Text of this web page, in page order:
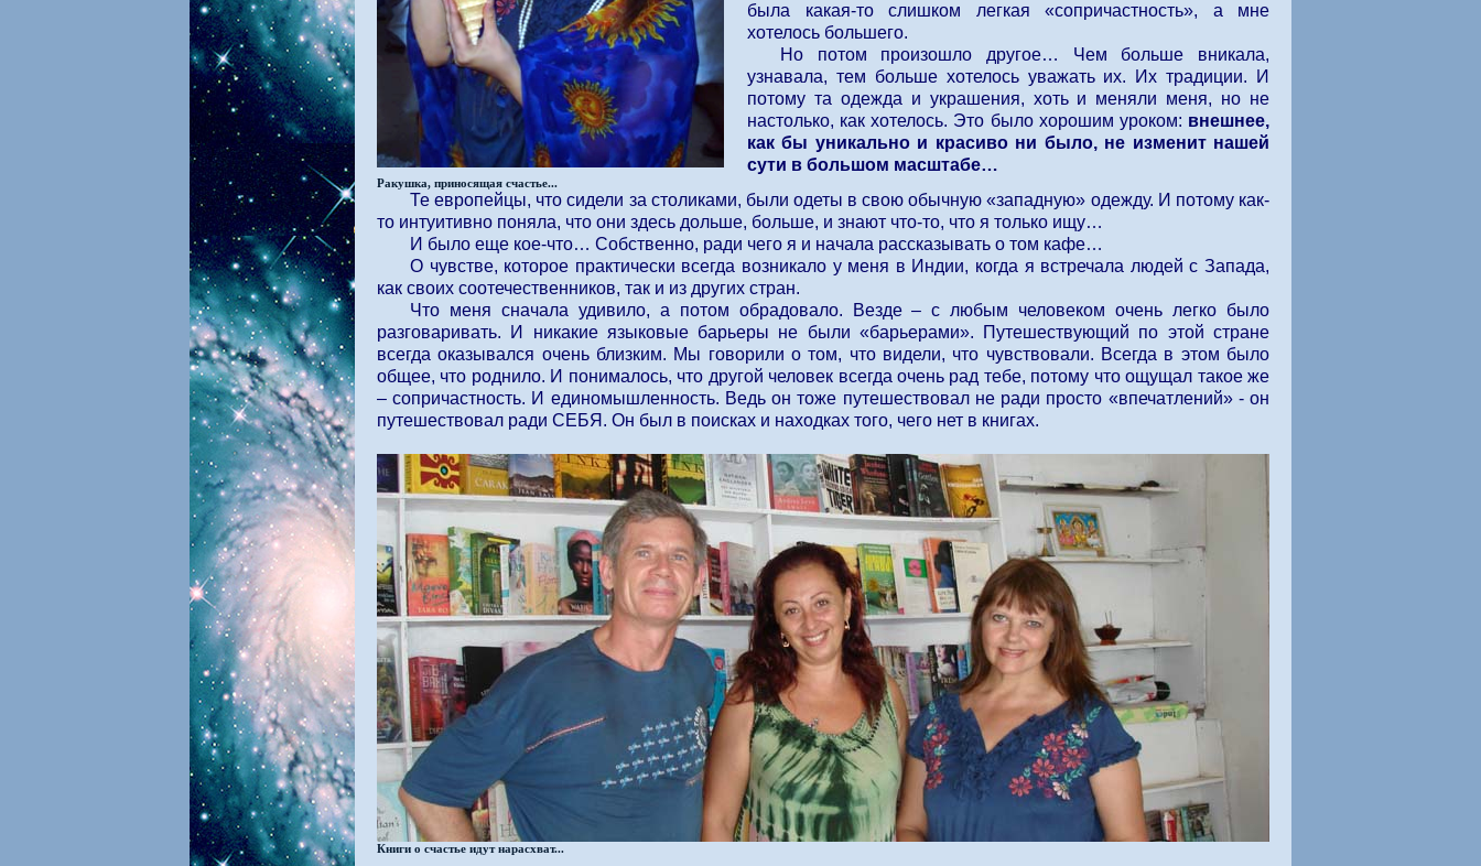
была какая-то слишком легкая «сопричастность», а мне
хотелось большего.
Но потом произошло другое… Чем больше вникала,
узнавала, тем больше хотелось уважать их. Их традиции. И
потому та одежда и украшения, хоть и меняли меня, но не
настолько, как хотелось. Это было хорошим уроком: внешнее,
как бы уникально и красиво ни было, не изменит нашей
сути в большом масштабе…
Ракушка, приносящая счастье...
Те европейцы, что сидели за столиками, были одеты в свою обычную «западную» одежду. И потому как-
то интуитивно поняла, что они здесь дольше, больше, и знают что-то, что я только ищу…
И было еще кое-что… Собственно, ради чего я и начала рассказывать о том кафе…
О чувстве, которое практически всегда возникало у меня в Индии, когда я встречала людей с Запада,
как своих соотечественников, так и из других стран.
Что меня сначала удивило, а потом обрадовало. Везде – с любым человеком очень легко было
разговаривать. И никакие языковые барьеры не были «барьерами». Путешествующий по этой стране
всегда оказывался очень близким. Мы говорили о том, что видели, что чувствовали. Всегда в этом было
общее, что роднило. И понималось, что другой человек всегда очень рад тебе, потому что ощущал такое же
– сопричастность. И единомышленность. Ведь он тоже путешествовал не ради просто «впечатлений» - он
путешествовал ради СЕБЯ. Он был в поисках и находках того, чего нет в книгах.
Книги о счастье идут нарасхват...